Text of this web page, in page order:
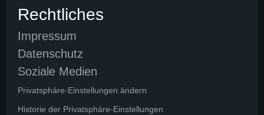
Rechtliches
Impressum
Datenschutz
Soziale Medien
Privatsphäre-Einstellungen ändern
Historie der Privatsphäre-Einstellungen